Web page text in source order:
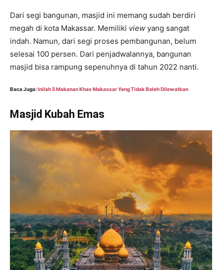
Dari segi bangunan, masjid ini memang sudah berdiri
megah di kota Makassar. Memiliki view yang sangat
indah. Namun, dari segi proses pembangunan, belum
selesai 100 persen. Dari penjadwalannya, bangunan
masjid bisa rampung sepenuhnya di tahun 2022 nanti.
Baca Juga:Inilah 5 Makanan Khas Makassar Yang Tidak Boleh Dilewatkan
Masjid Kubah Emas